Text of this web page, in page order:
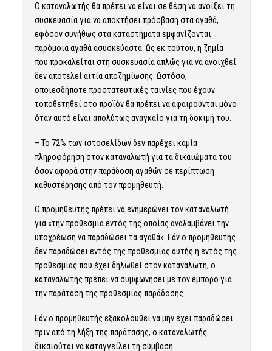
Ο καταναλωτής θα πρέπει να είναι σε θέση να ανοίξει τη
συσκευασία για να αποκτήσει πρόσβαση στα αγαθά,
εφόσον συνήθως στα καταστήματα εμφανίζονται
παρόμοια αγαθά ασυσκεύαστα. Ως εκ τούτου, η ζημία
που προκαλείται στη συσκευασία απλώς για να ανοιχθεί
δεν αποτελεί αιτία αποζημίωσης. Ωστόσο,
οποιεσδήποτε προστατευτικές ταινίες που έχουν
τοποθετηθεί στο προϊόν θα πρέπει να αφαιρούνται μόνο
όταν αυτό είναι απολύτως αναγκαίο για τη δοκιμή του.
– Το 72% των ιστοσελίδων δεν παρέχει καμία
πληροφόρηση στον καταναλωτή για τα δικαιώματα του
όσον αφορά στην παράδοση αγαθών σε περίπτωση
καθυστέρησης από τον προμηθευτή.
O προμηθευτής πρέπει να ενημερώνει τον καταναλωτή
για «την προθεσμία εντός της οποίας αναλαμβάνει την
υποχρέωση να παραδώσει τα αγαθά». Eάν ο προμηθευτής
δεν παραδώσει εντός της προθεσμίας αυτής ή εντός της
προθεσμίας που έχει δηλωθεί στον καταναλωτή, ο
καταναλωτής πρέπει να συμφωνήσει με τον έμπορο για
την παράταση της προθεσμίας παράδοσης.
Εάν ο προμηθευτής εξακολουθεί να μην έχει παραδώσει
πριν από τη λήξη της παράτασης, ο καταναλωτής
δικαιούται να καταγγείλει τη σύμβαση.